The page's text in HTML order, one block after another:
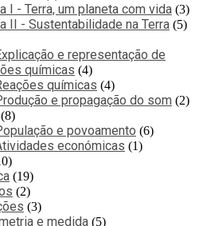
I - Terra, um planeta com vida 3
II - Sustentabilidade na Terra 5
e representação de
químicas 4
químicas 4
e propagação do som 2
8
e povoamento 6
económicas 1
19
2
3
e medida 5